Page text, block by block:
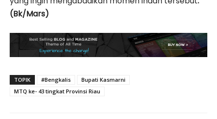
(Bk/Mars)
TOPIK #Bengkalis
Bupati Kasmarni
MTQ ke- 43 tingkat Provinsi Riau